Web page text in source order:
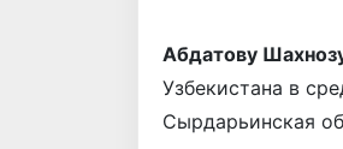
Абдатову
Узбекистана в
Сырдарьинская